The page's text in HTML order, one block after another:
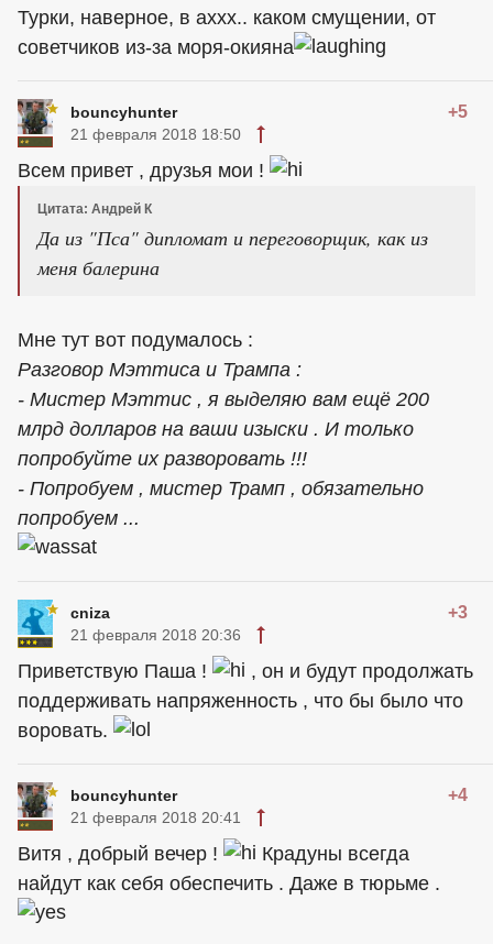
Турки, наверное, в аххх.. каком смущении, от
советчиков из-за моря-окияна
bouncyhunter +5
21 февраля 2018 18:50
Всем привет , друзья мои !
Цитата: Андрей К
Да из "Пса" дипломат и переговорщик, как из
меня балерина
Мне тут вот подумалось :
Разговор Мэттиса и Трампа :
- Мистер Мэттис , я выделяю вам ещё 200
млрд долларов на ваши изыски . И только
попробуйте их разворовать !!!
- Попробуем , мистер Трамп , обязательно
попробуем ...
cniza +3
21 февраля 2018 20:36
Приветствую Паша !
, он и будут продолжать
поддерживать напряженность , что бы было что
воровать.
bouncyhunter +4
21 февраля 2018 20:41
Витя , добрый вечер !
Крадуны всегда
найдут как себя обеспечить . Даже в тюрьме .